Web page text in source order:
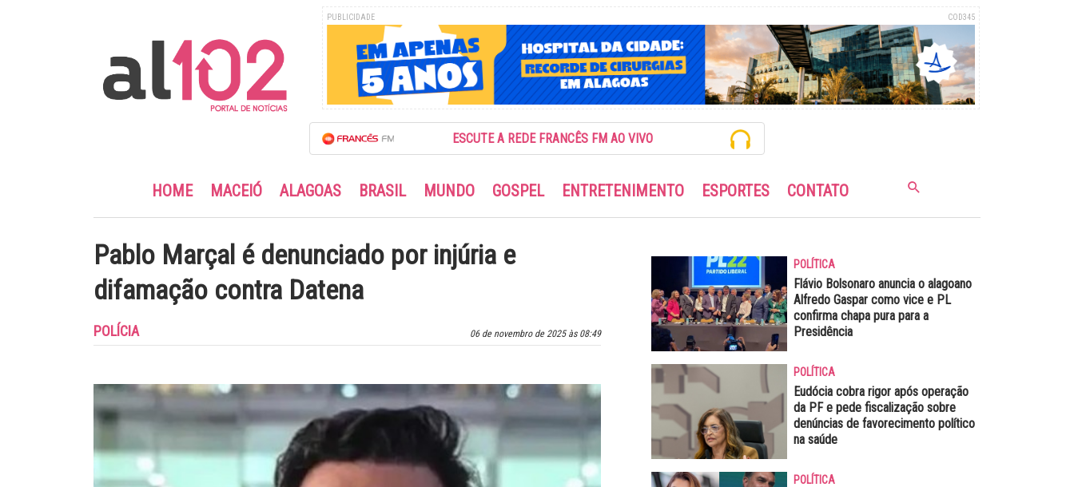
PUBLICIDADE COD345
ESCUTE A REDE FRANCÊS FM AO VIVO
HOME MACEIÓ ALAGOAS BRASIL MUNDO GOSPEL ENTRETENIMENTO ESPORTES CONTATO
Pablo Marçal é denunciado por injúria e
difamação contra Datena
06 de novembro de 2025 às 08:49
POLÍCIA
POLÍTICA
Flávio Bolsonaro anuncia o alagoano
Alfredo Gaspar como vice e PL
confirma chapa pura para a
Presidência
POLÍTICA
Eudócia cobra rigor após operação
da PF e pede fiscalização sobre
denúncias de favorecimento político
na saúde
POLÍTICA